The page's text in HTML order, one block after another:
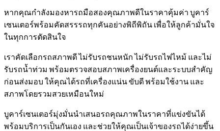
หากคุณกำลังมองหารถมือสองคุณภาพดีในราคาคุ้มค่า บูคาร์
เซนเตอร์พร้อมคัดสรรรถทุกคันอย่างพิถีพิถัน เพื่อให้ลูกค้ามั่นใจ
ในทุกการตัดสินใจ
เราคัดเลือกรถสภาพดี ไม่รับรถชนหนัก ไม่รับรถไฟไหม้ และไม่
รับรถน้ำท่วม พร้อมตรวจสอบสภาพเครื่องยนต์และระบบสำคัญ
ก่อนส่งมอบ ให้คุณได้รถที่เครื่องแน่น ขับดี พร้อมใช้งาน และ
สภาพโดยรวมสวยเหมือนใหม่
บูคาร์เซนเตอร์มุ่งมั่นนำเสนอรถคุณภาพในราคาที่แข่งขันได้
พร้อมบริการเป็นกันเอง และช่วยให้คุณเป็นเจ้าของรถได้ง่ายขึ้น